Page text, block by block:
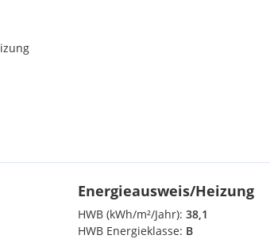
Energieausweis/Heizung
HWB (kWh/m²/Jahr): 38,1
HWB Energieklasse: B